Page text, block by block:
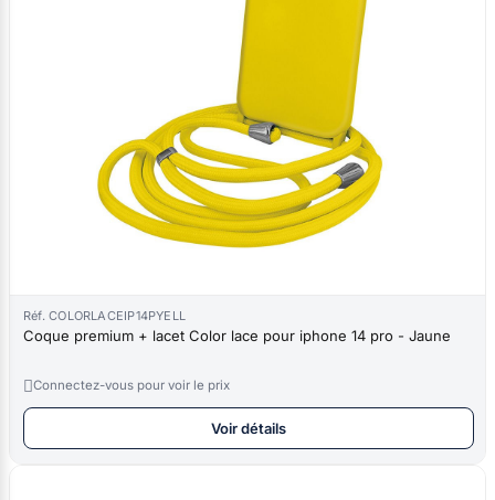
Réf. COLORLACEIP14PYELL
Coque premium + lacet Color lace pour iphone 14 pro - Jaune
Connectez-vous pour voir le prix
Voir détails